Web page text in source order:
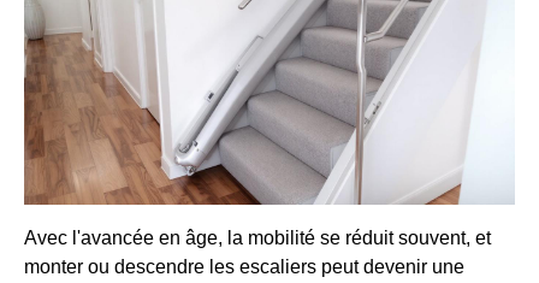
Avec l'avancée en âge, la mobilité se réduit souvent, et
monter ou descendre les escaliers peut devenir une